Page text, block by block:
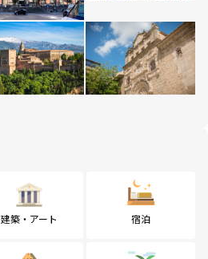
建築・アート 宿泊